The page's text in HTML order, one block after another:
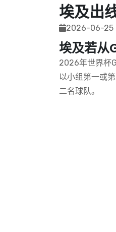
埃及出
2026-06-25
埃及若从
2026年世界杯
以小组第一或
二名球队。